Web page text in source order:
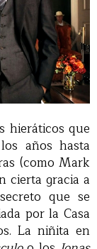
hieráticos que
años hasta
(como Mark
cierta gracia a
que se
por la Casa
La niñita en